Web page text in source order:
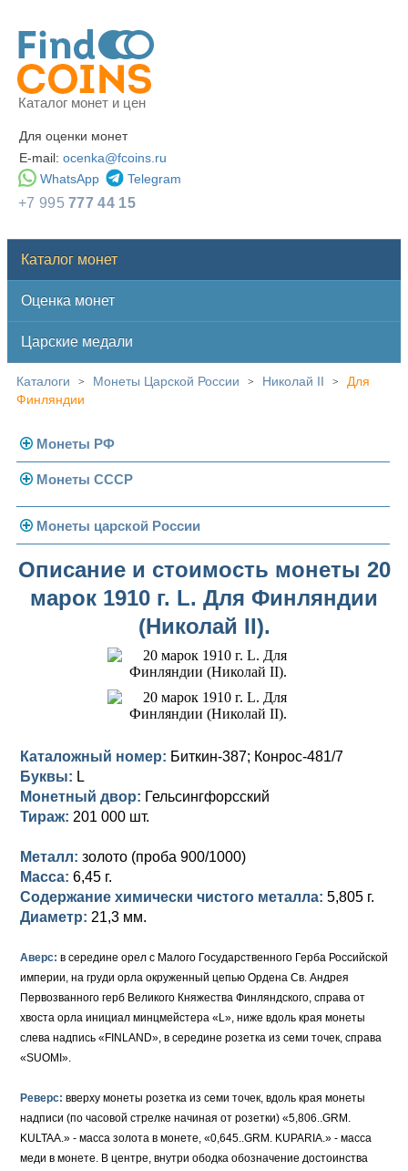
Каталог монет и цен
Для оценки монет
E-mail: ocenka@fcoins.ru
WhatsApp
Telegram
+7 995777 44 15
Каталог монет
Оценка монет
Царские медали
Каталоги > Монеты Царской России > Николай II >
Для
Финляндии
Монеты РФ
Современная Россия
Монеты 1991-1993 гг.
Монеты СССР
Погодовка СССР
Монеты 1958 года
Золотые червонцы
Памятные и юбилейные
Монеты царской России
Николай II (1894-1917)
Золото
Германская оккупация
Для Финляндии
Памятные и донативные
Александр III (1881-1894)
Для Финляндии
Памятные и донативные
Александр II (1855-1881)
Медь
Для Финляндии
Памятные и донативные
Николай I (1825-1855)
Платина, золото
Серебро
Для Грузии
Русско-Польские
Для Польши
Александр I (1801-1825)
Золото
Серебро
Медь
Для Грузии
Для Польши
Павел I (1796-1801)
Серебро
Медь
Екатерина II (1762-1796)
Золото
Серебро
Медь
Для Молдавии и Валахии
Таврические монеты
Петр III (1762)
Елизавета I (1741-1762)
Золото
Медь
Для Пруссии
Иоанн Антонович (1740-1741)
Петр II (1727-1730)
Серебро
Медь
Описание и стоимость монеты 20
марок 1910 г. L. Для Финляндии
(Николай II).
Каталожный номер: Биткин-387; Конрос-481/7
Буквы: L
Монетный двор: Гельсингфорсский
Тираж: 201 000 шт.
Металл: золото (проба 900/1000)
Масса: 6,45 г.
Содержание химически чистого металла: 5,805 г.
Диаметр: 21,3 мм.
Аверс: в середине орел с Малого Государственного Герба Российской
империи, на груди орла окруженный цепью Ордена Св. Андрея
Первозванного герб Великого Княжества Финляндского, справа от
хвоста орла инициал минцмейстера «L», ниже вдоль края монеты
слева надпись «FINLAND», в середине розетка из семи точек, справа
«SUOMI».
Реверс: вверху монеты розетка из семи точек, вдоль края монеты
надписи (по часовой стрелке начиная от розетки) «5,806..GRM.
KULTAA.» - масса золота в монете, «0,645..GRM. KUPARIA.» - масса
меди в монете. В центре, внутри ободка обозначение достоинства